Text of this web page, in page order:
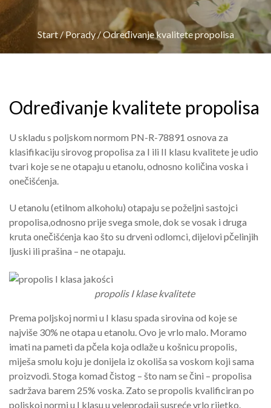
Start/Porady/Određivanje kvalitete propolisa
Određivanje kvalitete propolisa
U skladu s poljskom normom PN-R-78891 osnova za
klasifikaciju sirovog propolisa za I ili II klasu kvalitete je udio
tvari koje se ne otapaju u etanolu, odnosno količina voska i
onečišćenja.
U etanolu (etilnom alkoholu) otapaju se poželjni sastojci
propolisa,odnosno prije svega smole, dok se vosak i druga
kruta onečišćenja kao što su drveni odlomci, dijelovi pčelinjih
ljuski ili prašina – ne otapaju.
propolis I klase kvalitete
Prema poljskoj normi u I klasu spada sirovina od koje se
najviše 30% ne otapa u etanolu. Ovo je vrlo malo. Moramo
imati na pameti da pčela koja odlaže u košnicu propolis,
miješa smolu koju je donijela iz okoliša sa voskom koji sama
proizvodi. Stoga komad čistog – što nam se čini – propolisa
sadržava barem 25% voska. Zato se propolis kvalificiran po
poljskoj normi u I klasu u veleprodaji susreće vrlo rijetko.